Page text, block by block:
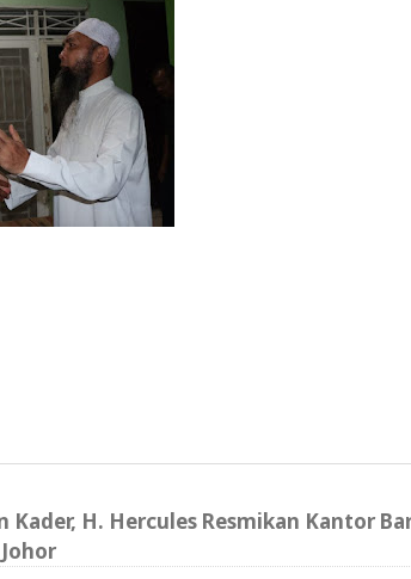
Kader, H. Hercules Resmikan Kantor